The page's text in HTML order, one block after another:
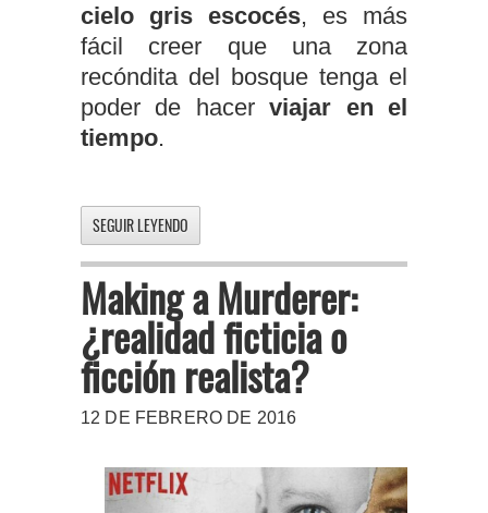
cielo gris escocés, es más
fácil creer que una zona
recóndita del bosque tenga el
poder de hacerviajar en el
tiempo.
SEGUIR LEYENDO
Making a Murderer:
¿realidad ficticia o
ficción realista?
12 DE FEBRERO DE 2016